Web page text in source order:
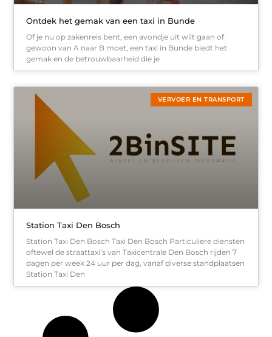
Ontdek het gemak van een taxi in Bunde
Of je nu op zakenreis bent, een avondje uit wilt gaan of
gewoon van A naar B moet, een taxi in Bunde biedt het
gemak en de betrouwbaarheid die je
VERVOER EN TRANSPORT
Station Taxi Den Bosch
Station Taxi Den Bosch Taxi Den Bosch Particuliere diensten
oftewel de straattaxi’s van Taxicentrale Den Bosch rijden 7
dagen per week 24 uur per dag, vanaf diverse standplaatsen
Station Taxi Den